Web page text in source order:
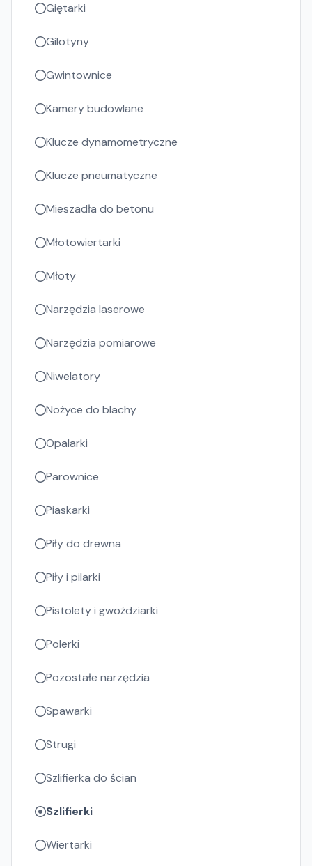
Giętarki
Gilotyny
Gwintownice
Kamery budowlane
Klucze dynamometryczne
Klucze pneumatyczne
Mieszadła do betonu
Młotowiertarki
Młoty
Narzędzia laserowe
Narzędzia pomiarowe
Niwelatory
Nożyce do blachy
Opalarki
Parownice
Piaskarki
Piły do drewna
Piły i pilarki
Pistolety i gwożdziarki
Polerki
Pozostałe narzędzia
Spawarki
Strugi
Szlifierka do ścian
Szlifierki
Wiertarki